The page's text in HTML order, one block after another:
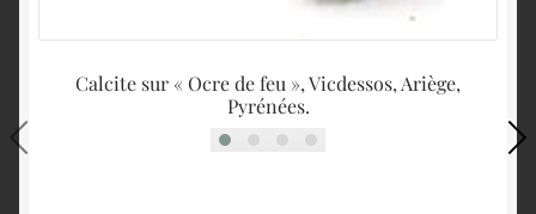
Calcite sur « Ocre de feu », Vicdessos, Ariège,
Pyrénées.